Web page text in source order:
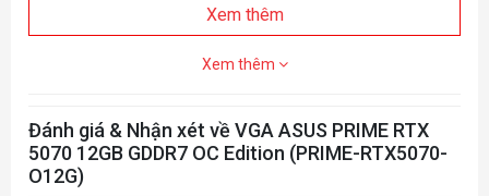
28 Gbps
Độ phân giải 7680 x 4320
Xem thêm
Xem thêm
Đánh giá & Nhận xét về VGA ASUS PRIME RTX
5070 12GB GDDR7 OC Edition (PRIME-RTX5070-
O12G)